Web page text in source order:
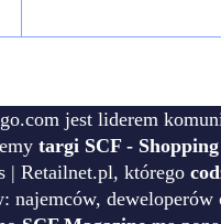
jest liderem
targi SCF -
| Retailnet.pl, którego
najemców,